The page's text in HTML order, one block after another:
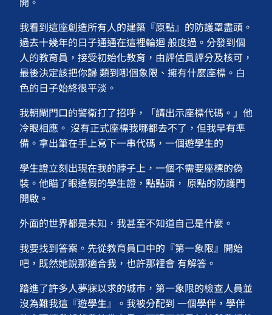
我看到這座創造所有人的建築『原點』的防護罩盡頭。
過去十幾年的日子通通在這裡輪迴 般度過。分發到個
人的教育員，接受初始化教育，由評估員評分及核可，
最後決定該把你歸 類到哪個象限、擁有什麼座標。白
色的日子始終很平淡。
我朝閘門口的警衛打了招呼，「請出示座標代碼。」他
冷眼相應。 沒有正式座標我哪都去不了，但我早有準
備。拿出筆在手上寫下一串代碼，一個遊學生的
學生證立刻出現在我的脖子上，一個不需要座標的偽
裝。他瞄了眼造假的學生證，點點頭， 原點的防護門
開啟。
外面的世界都是未知，我甚至不知道自己是什麼。
我要找到答案。先從教育員口中的『第一象限』開始
吧，既然她說那適合我，也許那裡會 有解答。
踏進了許多人夢寐以求的城市，第一象限的檢查人員並
沒為難我這『遊學生』。我被分配到 一個學伴，學伴